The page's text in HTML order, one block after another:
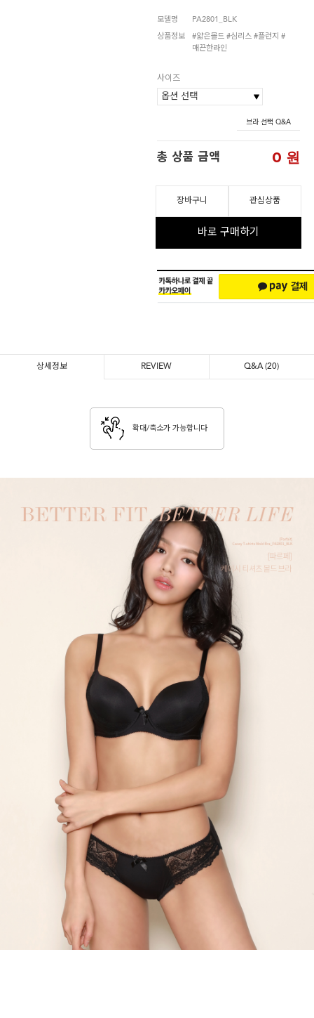
모델명 PA2801_BLK
상품정보
#얇은몰드 #심리스 #플런지 #
매끈한라인
사이즈
브라 선택 Q&A
총 상품 금액 0 원
장바구니 관심상품
바로 구매하기
상세정보 REVIEW Q&A(20)
확대/축소가 가능합니다